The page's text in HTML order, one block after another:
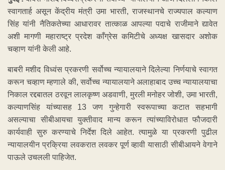
स्वागतार्ह असून केंद्रीय मंत्री उमा भारती, राजस्थानचे राज्यपाल कल्याण
सिंह यांनी नैतिकतेच्या आधारावर तात्काळ आपल्या पदाचे राजीमाने द्यावेत
अशी मागणी महाराष्ट्र प्रदेश काँग्रेस कमिटीचे अध्यक्ष खासदार अशोक
चव्हाण यांनी केली आहे.
बाबरी मशीद विध्वंस प्रकरणी सर्वोच्च न्यायालयाने दिलेल्या निर्णयाचे स्वागत
करून चव्हाण म्हणाले की, सर्वोच्च न्यायालयाने अलाहाबाद उच्च न्यायालयाचा
निकाल रद्दबातल ठरवून लालकृष्ण अडवाणी, मुरली मनोहर जोशी, उमा भारती,
कल्याणसिंह यांच्यासह 13 जण गुन्हेगारी स्वरूपाच्या कटात सहभागी
असल्याचा सीबीआयचा युक्तीवाद मान्य करून त्यांच्याविरोधात फौजदारी
कार्यवाही सुरु करण्याचे निर्देश दिले आहेत. त्यामुळे या प्रकरणी पुढील
न्यायालयीन प्रक्रिया लवकरात लवकर पूर्ण व्हावी यासाठी सीबीआयने वेगाने
पाऊले उचलली पाहिजेत.